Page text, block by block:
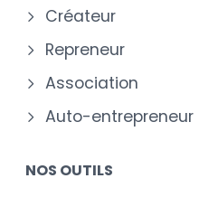
Créateur
Repreneur
Association
Auto-entrepreneur
NOS OUTILS